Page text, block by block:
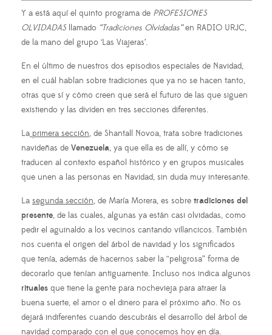
Y a está aquí el quinto programa de PROFESIONES
OLVIDADAS llamado “Tradiciones Olvidadas”en RADIO URJC,
de la mano del grupo ‘Las Viajeras’.
En el último de nuestros dos episodios especiales de Navidad,
en el cuál hablan sobre tradiciones que ya no se hacen tanto,
otras que sí y cómo creen que será el futuro de las que siguen
existiendo y las dividen en tres secciones diferentes.
La primera sección, de Shantall Novoa, trata sobre tradiciones
navideñas de Venezuela, ya que ella es de allí, y cómo se
traducen al contexto español histórico y en grupos musicales
que unen a las personas en Navidad, sin duda muy interesante.
La segunda sección, de María Morera, es sobre tradiciones del
presente, de las cuales, algunas ya están casi olvidadas, como
pedir el aguinaldo a los vecinos cantando villancicos. También
nos cuenta el origen del árbol de navidad y los significados
que tenía, además de hacernos saber la “peligrosa” forma de
decorarlo que tenían antiguamente. Incluso nos indica algunos
rituales que tiene la gente para nochevieja para atraer la
buena suerte, el amor o el dinero para el próximo año. No os
dejará indiferentes cuando descubráis el desarrollo del árbol de
navidad comparado con el que conocemos hoy en día.